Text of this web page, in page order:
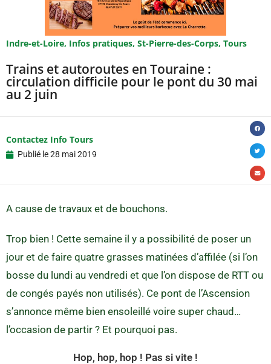
Indre-et-Loire, Infos pratiques, St-Pierre-des-Corps, Tours
Trains et autoroutes en Touraine :
circulation difficile pour le pont du 30 mai
au 2 juin
Contactez Info Tours
Publié le28 mai 2019
A cause de travaux et de bouchons.
Trop bien ! Cette semaine il y a possibilité de poser un
jour et de faire quatre grasses matinées d’affilée (si l’on
bosse du lundi au vendredi et que l’on dispose de RTT ou
de congés payés non utilisés). Ce pont de l’Ascension
s’annonce même bien ensoleillé voire super chaud…
l’occasion de partir ? Et pourquoi pas.
Hop, hop, hop ! Pas si vite !